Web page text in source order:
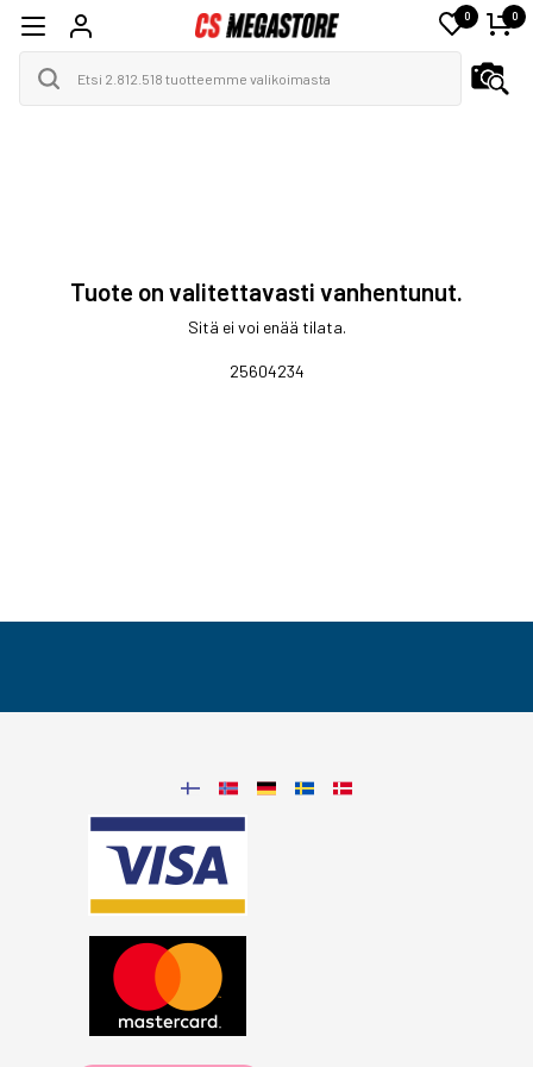
0 0
Tuote on valitettavasti vanhentunut.
Sitä ei voi enää tilata.
25604234